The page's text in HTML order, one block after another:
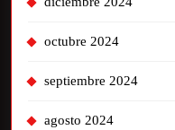
octubre 2024
septiembre 2024
agosto 2024